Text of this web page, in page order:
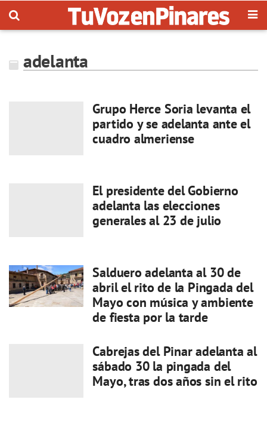
adelanta
Grupo Herce Soria levanta el
partido y se adelanta ante el
cuadro almeriense
El presidente del Gobierno
adelanta las elecciones
generales al 23 de julio
Salduero adelanta al 30 de
abril el rito de la Pingada del
Mayo con música y ambiente
de fiesta por la tarde
Cabrejas del Pinar adelanta al
sábado 30 la pingada del
Mayo, tras dos años sin el rito